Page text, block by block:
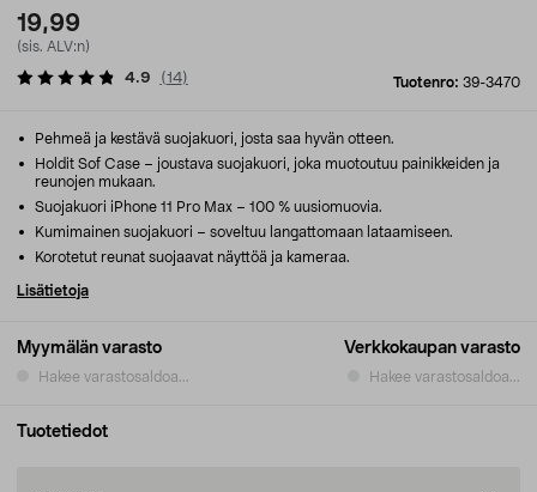
19,99
(sis. ALV:n)
Tuotenro: 39-3470
4.9 (14)
Myymälän varasto
Hakee varastosaldoa...
Verkkokaupan varasto
Hakee varastosaldoa...
Pehmeä ja kestävä suojakuori, josta saa hyvän otteen.
Holdit Sof Case – joustava suojakuori, joka muotoutuu painikkeiden ja
reunojen mukaan.
Suojakuori iPhone 11 Pro Max – 100 % uusiomuovia.
Kumimainen suojakuori – soveltuu langattomaan lataamiseen.
Korotetut reunat suojaavat näyttöä ja kameraa.
Lisätietoja
Tuotetiedot